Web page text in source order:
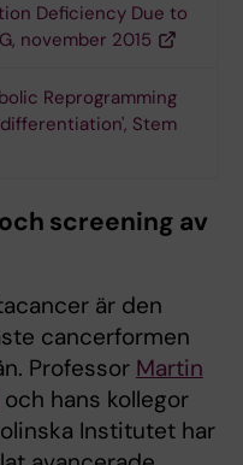
Deficiency Due to
november 2015
Reprogramming
Stem
screening av
är den
cancerformen
Professor Martin
och hans kollegor
Institutet har